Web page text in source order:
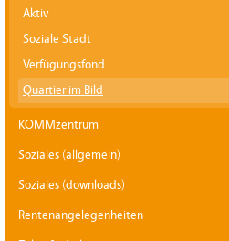
Aktiv
Soziale Stadt
Verfügungsfond
Quartier im Bild
KOMMzentrum
Soziales (allgemein)
Soziales (downloads)
Rentenangelegenheiten